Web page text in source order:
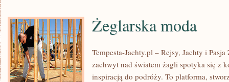
Żeglarska moda
Tempesta-Jachty.pl – Rejsy, Jachty i
zachwyt nad światem żagli spotyka się z
inspiracją do podróży. To platforma,